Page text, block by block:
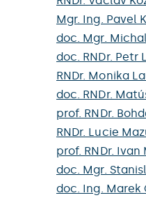
Mgr. Ing. Pavel
doc. Mgr.
doc. RNDr. Petr
RNDr. Monika
doc. RNDr.
prof. RNDr.
RNDr. Lucie
prof. RNDr. Ivan
doc. Mgr.
doc. Ing. Marek